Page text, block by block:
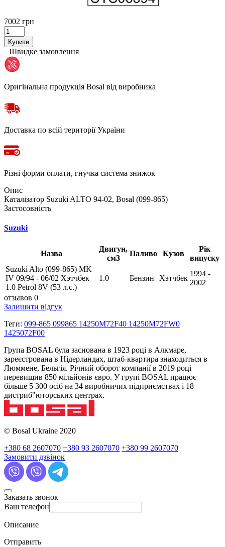
7002 грн
Купити
Швидке замовлення
Оригінальна продукція Bosal від виробника
Доставка по всій території України
Різні форми оплати, гнучка система знижок
Опис
Каталізатор Suzuki ALTO 94-02, Bosal (099-865)
Застосовність
Suzuki
Назва
Двигун,
см3
Паливо Кузов
Рік
випуску
Suzuki Alto (099-865) MK
IV 09/94 - 06/02 Хэтчбек
1.0 Petrol 8V (53 л.с.)
1.0 Бензин Хэтчбек
1994 -
2002
отзывов 0
Залишити відгук
Теги: 099-865 099865 14250M72F40 14250M72FW0
1425072F00
Група BOSAL була заснована в 1923 році в Алкмаре,
зареєстрована в Нідерландах, штаб-квартира знаходиться в
Люммене, Бельгія. Річний оборот компанії в 2019 році
перевищив 850 мільйонів євро. У групі BOSAL працює
більше 5 300 осіб на 34 виробничих підприємствах і 18
дистриб"юторських центрах.
© Bosal Ukraine 2020
+380 68 2607070 +380 93 2607070 +380 99 2607070
Замовити дзвінок
Заказать звонок
Ваш телефон
Описание
Отправить